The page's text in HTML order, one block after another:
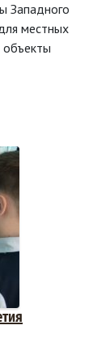
Западного
местных
объекты